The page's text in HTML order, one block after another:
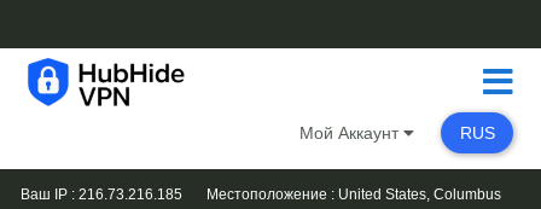
Мой Аккаунт RUS
Ваш IP : 216.73.216.185
Местоположение : United States, Columbus